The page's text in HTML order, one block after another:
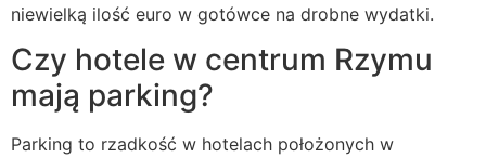
niewielką ilość euro w gotówce na drobne wydatki.
Czy hotele w centrum Rzymu
mają parking?
Parking to rzadkość w hotelach położonych w